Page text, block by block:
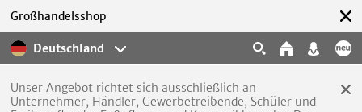
Deutschland
Großhandelsshop
Unser Angebot richtet sich ausschließlich an
Unternehmer, Händler, Gewerbetreibende, Schüler und